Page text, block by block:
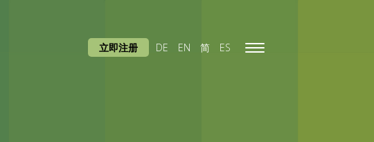
Toggle
立即注册 DE EN 简 ES